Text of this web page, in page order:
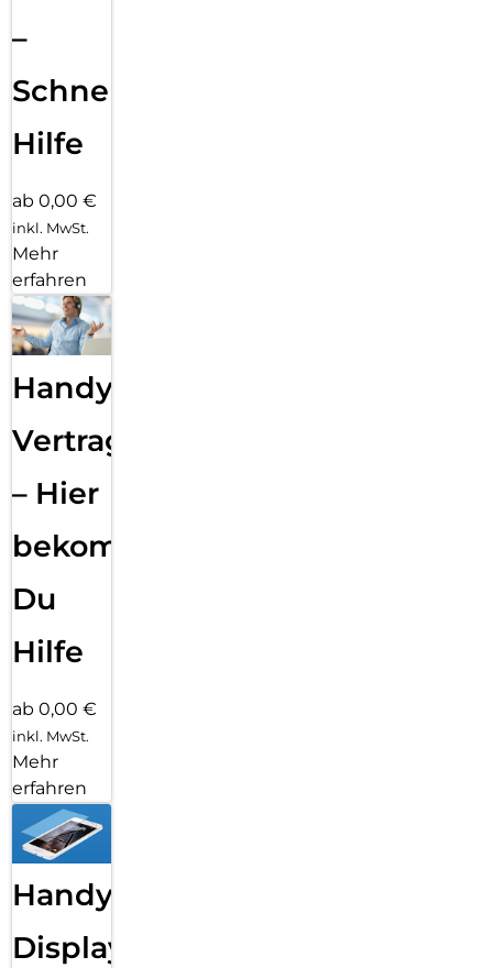
–
Schnelle
Hilfe
ab 0,00 €
inkl. MwSt.
Mehr
erfahren
Handy
Vertragsabwicklung
– Hier
bekommst
Du
Hilfe
ab 0,00 €
inkl. MwSt.
Mehr
erfahren
Handy
Displayfolie